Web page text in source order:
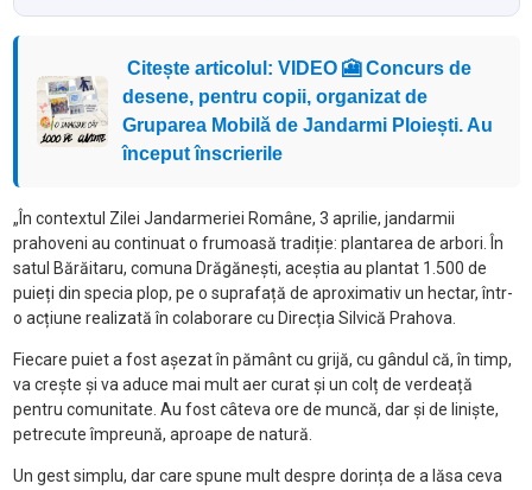
Citește articolul: VIDEO 🎦 Concurs de
desene, pentru copii, organizat de
Gruparea Mobilă de Jandarmi Ploiești. Au
început înscrierile
„În contextul Zilei Jandarmeriei Române, 3 aprilie, jandarmii
prahoveni au continuat o frumoasă tradiție: plantarea de arbori. În
satul Bărăitaru, comuna Drăgănești, aceștia au plantat 1.500 de
puieți din specia plop, pe o suprafață de aproximativ un hectar, într-
o acțiune realizată în colaborare cu Direcția Silvică Prahova.
Fiecare puiet a fost așezat în pământ cu grijă, cu gândul că, în timp,
va crește și va aduce mai mult aer curat și un colț de verdeață
pentru comunitate. Au fost câteva ore de muncă, dar și de liniște,
petrecute împreună, aproape de natură.
Un gest simplu, dar care spune mult despre dorința de a lăsa ceva